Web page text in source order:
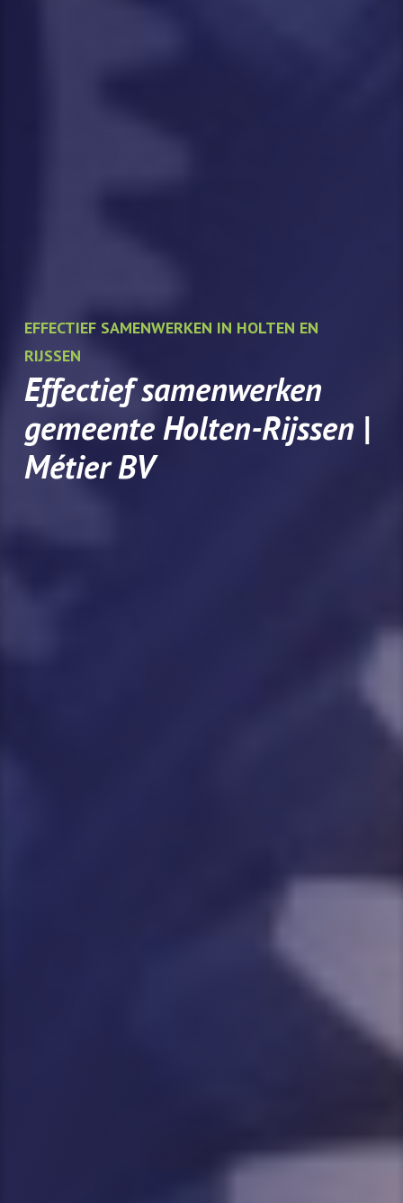
EFFECTIEF SAMENWERKEN IN HOLTEN EN
RIJSSEN
Effectief samenwerken
gemeente Holten-Rijssen |
Métier BV